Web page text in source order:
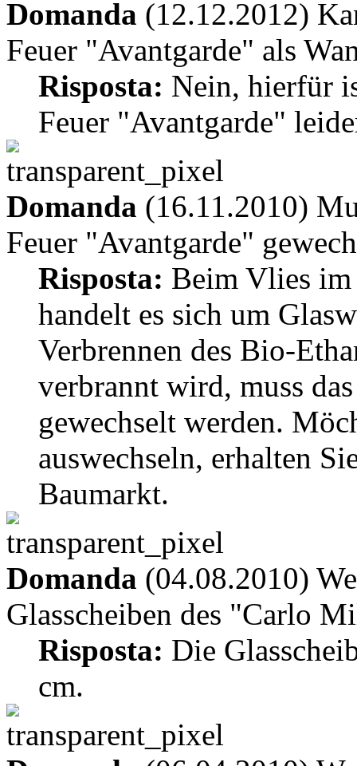
Domanda (12.12.2012)
Feuer "Avantgarde" als
Risposta: Nein, hierfür
Feuer "Avantgarde"
Domanda (16.11.2010)
Feuer "Avantgarde"
Risposta: Beim Vlies
handelt es sich um
Verbrennen des Bio-
verbrannt wird, muss
gewechselt werden.
auswechseln, erhalten
Baumarkt.
Domanda (04.08.2010)
Glasscheiben des "Carlo
Risposta: Die
cm.